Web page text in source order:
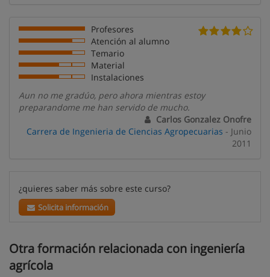
Profesores
Atención al alumno
Temario
Material
Instalaciones
Aun no me gradúo, pero ahora mientras estoy
preparandome me han servido de mucho.
Carlos Gonzalez Onofre
Carrera de Ingenieria de Ciencias Agropecuarias - Junio
2011
¿quieres saber más sobre este curso?
Solicita información
Otra formación relacionada con ingeniería
agrícola